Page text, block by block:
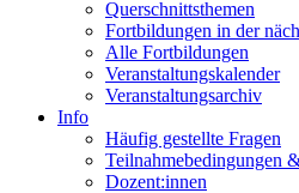
Querschnittsthemen
Fortbildungen in der
Alle Fortbildungen
Veranstaltungskalender
Veranstaltungsarchiv
Info
Häufig gestellte Fragen
Teilnahmebedingungen
Dozent:innen